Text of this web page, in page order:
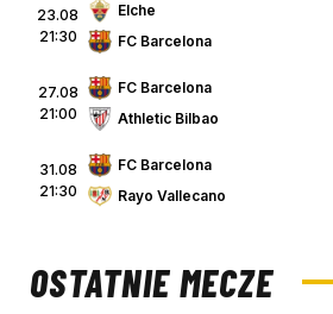
23.08
21:30
Elche
FC Barcelona
27.08
21:00
FC Barcelona
Athletic Bilbao
31.08
21:30
FC Barcelona
Rayo Vallecano
OSTATNIE MECZE